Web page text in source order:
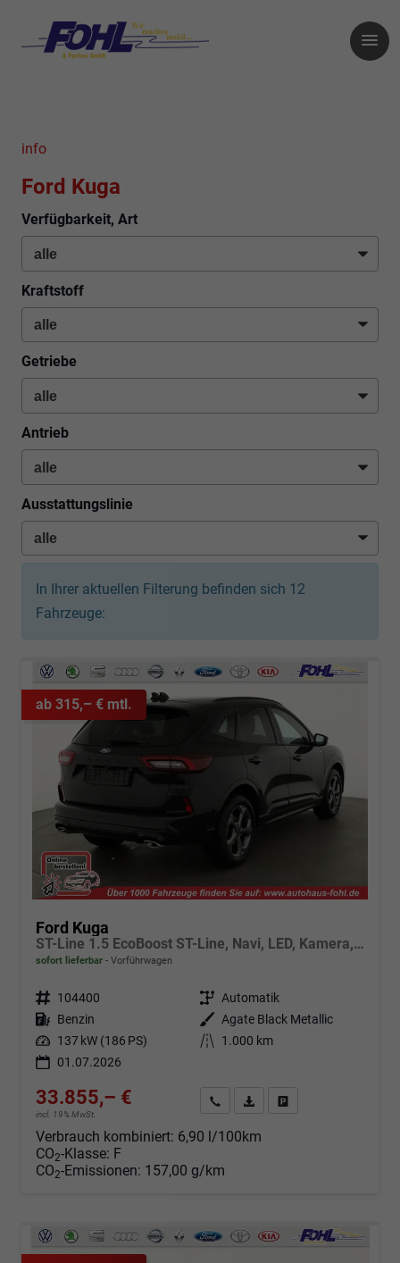
info
Ford Kuga
Verfügbarkeit, Art
Kraftstoff
Getriebe
Antrieb
Ausstattungslinie
In Ihrer aktuellen Filterung befinden sich 12
Fahrzeuge:
ab 315,– € mtl.
Ford Kuga
ST-Line 1.5 EcoBoost ST-Line, Navi, LED, Kamera, Winter, FS beheizbar
sofort lieferbar Vorführwagen
Fahrzeugnr. 104400 Getriebe Automatik
Kraftstoff Benzin Außenfarbe Agate Black Metallic
Leistung 137 kW (186 PS) Kilometerstand
1.000 km
01.07.2026
33.855,– €
incl. 19% MwSt.
Angebot anfordern
Fahrzeugexpose (PDF)
Verbrauch kombiniert: 6,90 l/100km
CO2-Klasse: F
CO2-Emissionen: 157,00 g/km